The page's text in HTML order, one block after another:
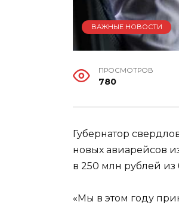
ВАЖНЫЕ НОВОСТИ
ПРОСМОТРОВ
780
Губернатор
новых авиарейсов
в 250 млн рублей из
«Мы в этом году